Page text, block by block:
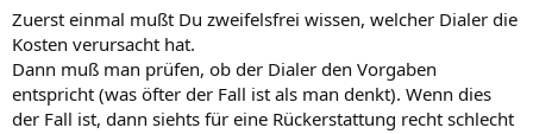
Zuerst einmal mußt Du zweifelsfrei wissen, welcher Dialer die
Kosten verursacht hat.
Dann muß man prüfen, ob der Dialer den Vorgaben
entspricht (was öfter der Fall ist als man denkt). Wenn dies
der Fall ist, dann siehts für eine Rückerstattung recht schlecht